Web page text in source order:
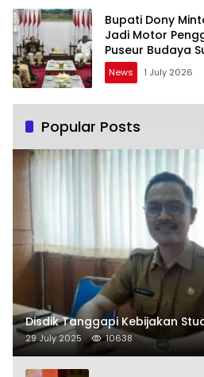
Bupati Dony
Jadi Motor
Puseur Budaya
News 1 July 2026
Popular Posts
Disdik Tanggapi Kebijakan
29 July 2025 10638